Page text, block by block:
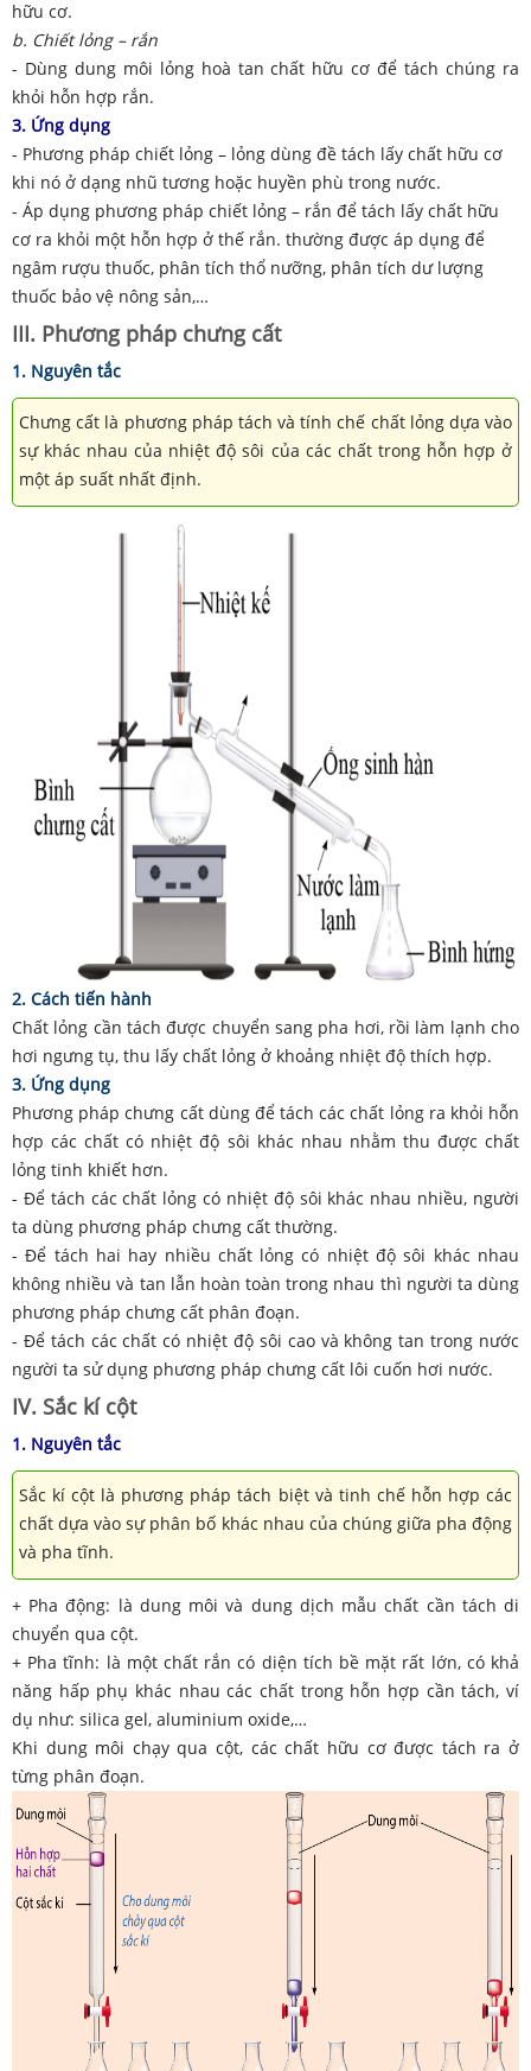
hữu cơ.
b. Chiết lỏng – rắn
- Dùng dung môi lỏng hoà tan chất hữu cơ để tách chúng ra
khỏi hỗn hợp rắn.
3. Ứng dụng
- Phương pháp chiết lỏng – lỏng dùng đề tách lấy chất hữu cơ
khi nó ở dạng nhũ tương hoặc huyền phù trong nước.
- Áp dụng phương pháp chiết lỏng – rắn để tách lấy chất hữu
cơ ra khỏi một hỗn hợp ở thế rắn. thường được áp dụng để
ngâm rượu thuốc, phân tích thổ nưỡng, phân tích dư lượng
thuốc bảo vệ nông sản,…
III. Phương pháp chưng cất
1. Nguyên tắc
Chưng cất là phương pháp tách và tính chế chất lỏng dựa vào
sự khác nhau của nhiệt độ sôi của các chất trong hỗn hợp ở
một áp suất nhất định.
2. Cách tiến hành
Chất lỏng cần tách được chuyển sang pha hơi, rồi làm lạnh cho
hơi ngưng tụ, thu lấy chất lỏng ở khoảng nhiệt độ thích hợp.
3. Ứng dụng
Phương pháp chưng cất dùng để tách các chất lỏng ra khỏi hỗn
hợp các chất có nhiệt độ sôi khác nhau nhằm thu được chất
lỏng tinh khiết hơn.
- Để tách các chất lỏng có nhiệt độ sôi khác nhau nhiều, người
ta dùng phương pháp chưng cất thường.
- Để tách hai hay nhiều chất lỏng có nhiệt độ sôi khác nhau
không nhiều và tan lẫn hoàn toàn trong nhau thì người ta dùng
phương pháp chưng cất phân đoạn.
- Để tách các chất có nhiệt độ sôi cao và không tan trong nước
người ta sử dụng phương pháp chưng cất lôi cuốn hơi nước.
IV. Sắc kí cột
1. Nguyên tắc
Sắc kí cột là phương pháp tách biệt và tinh chế hỗn hợp các
chất dựa vào sự phân bố khác nhau của chúng giữa pha động
và pha tĩnh.
+ Pha động: là dung môi và dung dịch mẫu chất cần tách di
chuyển qua cột.
+ Pha tĩnh: là một chất rắn có diện tích bề mặt rất lớn, có khả
năng hấp phụ khác nhau các chất trong hỗn hợp cần tách, ví
dụ như: silica gel, aluminium oxide,…
Khi dung môi chạy qua cột, các chất hữu cơ được tách ra ở
từng phân đoạn.